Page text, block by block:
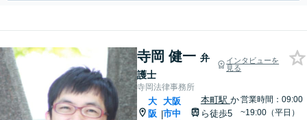
寺岡 健一 弁
護士
インタビューを
見る
寺岡法律事務所
大
阪 |
大阪
市中
本町駅 か
ら徒歩5
営業時間：09:00
~19:00（平日）